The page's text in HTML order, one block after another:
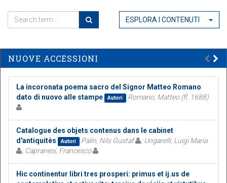
ESPLORA I CONTENUTI
NUOVE ACCESSIONI
La incoronata poema sacro del Signor Matteo Romano
dato di nuovo alle stampe
Autori Romano, Matteo (fl. 1688)
Catalogue des objets contenus dans le cabinet
d'antiquitès
Autori Palin, Nils Gustaf
; Ungarelli, Luigi Maria
; Capranesi, Francesco
Hic continentur libri tres prosperi: primus et ij.us de